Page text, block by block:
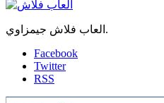
العاب فلاش جيمزاوي.
Facebook
Twitter
RSS